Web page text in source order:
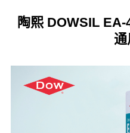
陶熙 DOWSIL
通